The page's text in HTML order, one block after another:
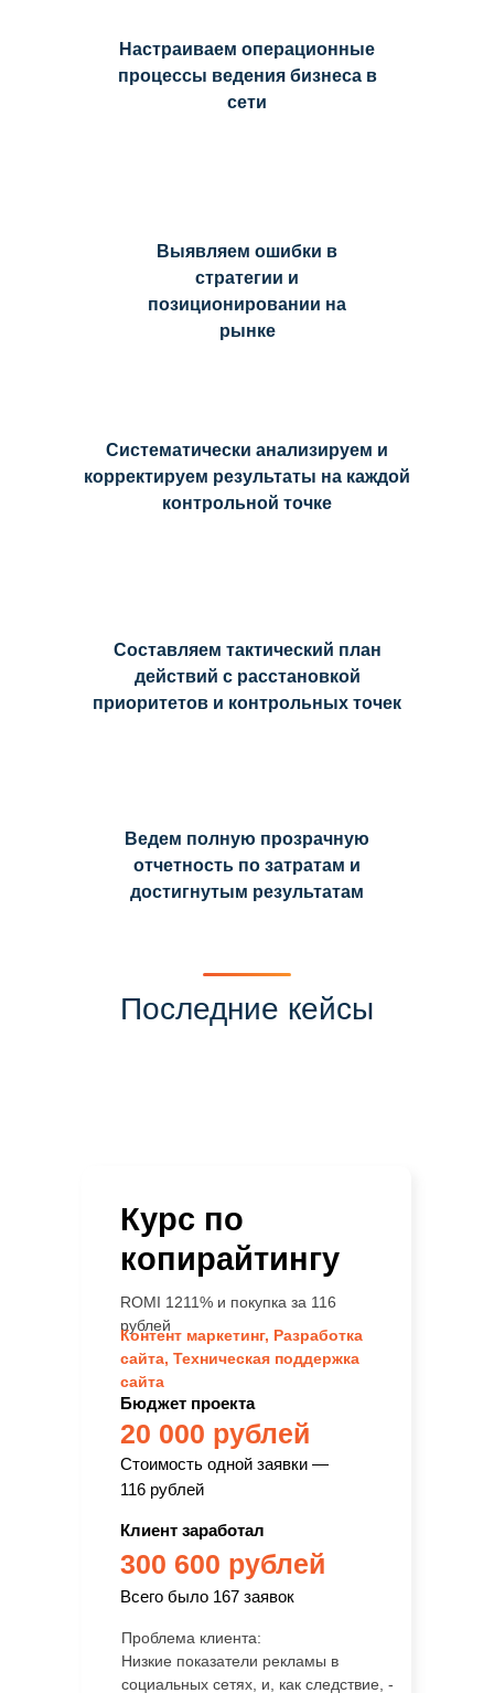
Настраиваем операционные
процессы ведения бизнеса в
сети
Выявляем ошибки в
стратегии и
позиционировании на
рынке
Составляем тактический план
действий с расстановкой
приоритетов и контрольных точек
Ведем полную прозрачную
отчетность по затратам и
достигнутым результатам
Систематически анализируем и
корректируем результаты на каждой
контрольной точке
Последние кейсы
Курс по
копирайтингу
ROMI 1211% и покупка за 116
рублей
Контент маркетинг, Разработка
сайта, Техническая поддержка
сайта
Бюджет проекта
20 000 рублей
Стоимость одной заявки —
116 рублей
Клиент заработал
300 600 рублей
Всего было 167 заявок
Проблема клиента:
Низкие показатели рекламы в
социальных сетях, и, как следствие, -